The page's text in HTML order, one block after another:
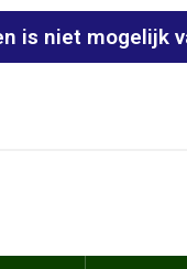
is niet mogelijk